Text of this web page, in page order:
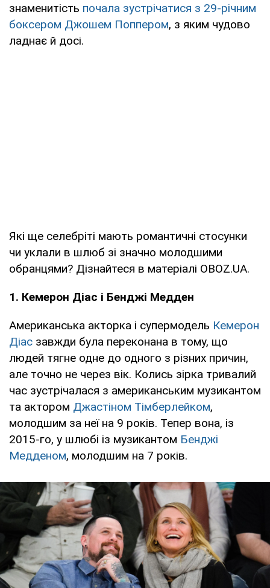
знаменитість почала зустрічатися з 29-річним
боксером Джошем Поппером, з яким чудово
ладнає й досі.
Які ще селебріті мають романтичні стосунки
чи уклали в шлюб зі значно молодшими
обранцями? Дізнайтеся в матеріалі OBOZ.UA.
1. Кемерон Діас і Бенджі Медден
Американська акторка і супермодель Кемерон
Діас завжди була переконана в тому, що
людей тягне одне до одного з різних причин,
але точно не через вік. Колись зірка тривалий
час зустрічалася з американським музикантом
та актором Джастіном Тімберлейком,
молодшим за неї на 9 років. Тепер вона, із
2015-го, у шлюбі із музикантом Бенджі
Медденом, молодшим на 7 років.